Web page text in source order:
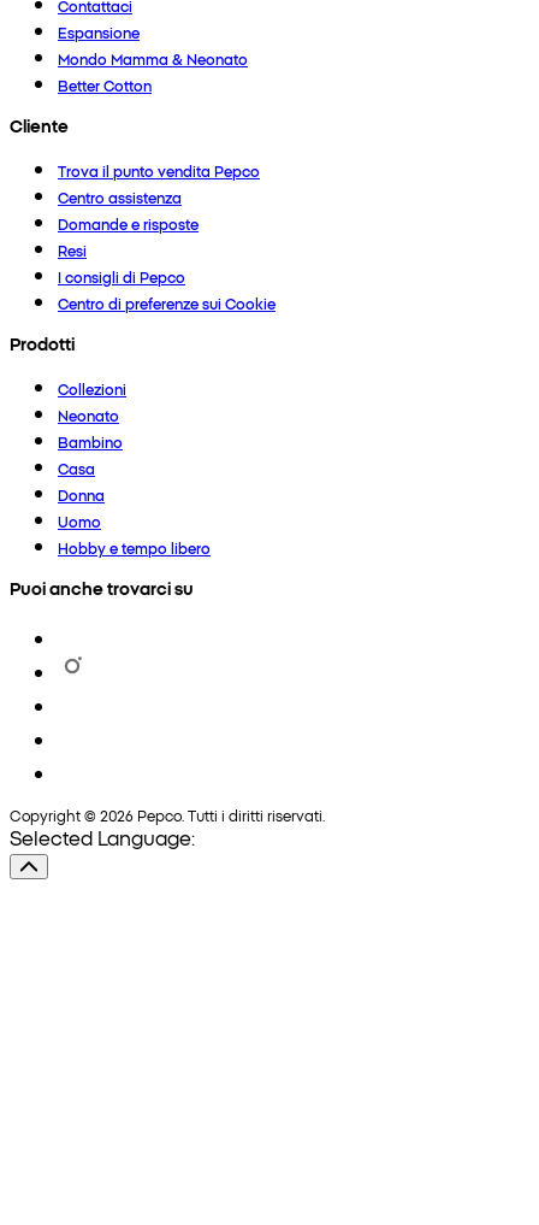
Contattaci
Espansione
Mondo Mamma & Neonato
Better Cotton
Cliente
Trova il punto vendita Pepco
Centro assistenza
Domande e risposte
Resi
I consigli di Pepco
Centro di preferenze sui Cookie
Prodotti
Collezioni
Neonato
Bambino
Casa
Donna
Uomo
Hobby e tempo libero
Puoi anche trovarci su
Copyright © 2026 Pepco. Tutti i diritti riservati.
Selected Language: